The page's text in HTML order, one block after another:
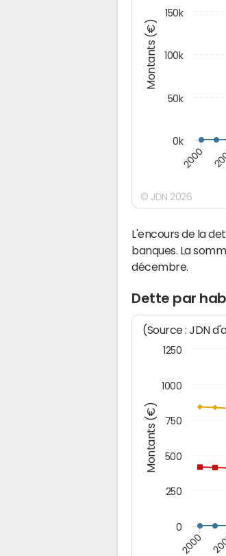
Montants (€)
2000
0k
50k
100k
150k
© JDN 2026
L'encours de la
banques. La
décembre.
Dette par
Montants (€)
(Source : JDN
2000
0
250
500
750
1000
1250